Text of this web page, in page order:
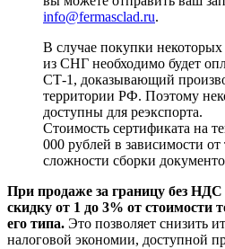
info@fermasclad.ru.
В случае покупки
из СНГ необходимо будет
СТ-1, доказывающий
территории РФ. Поэтому
доступны для реэкспорта.
Стоимость сертификата на
000 рублей в зависимости
сложности сборки
При продаже за границу без
скидку от 1 до 3% от стоимости
его типа. Это позволяет снизить
налоговой экономии, доступной